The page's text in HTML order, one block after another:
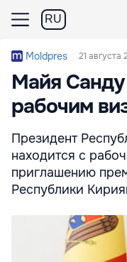
RU
Moldpres 21 августа
Майя Санду
рабочим
Президент
находится с
приглашению
Республики